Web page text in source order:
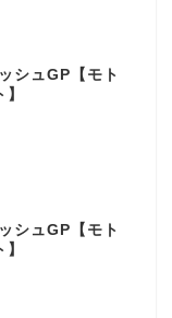
シュGP【モト
シュGP【モト